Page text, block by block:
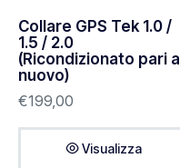
Collare GPS Tek 1.0 /
1.5 / 2.0
(Ricondizionato pari al
nuovo)
€199,00
Visualizza